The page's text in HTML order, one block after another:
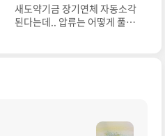
새도약기금 장기연체 자동소각
된다는데.. 압류는 어떻게 풀리